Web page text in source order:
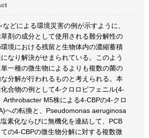
どによる環境災害の例が示すように、
剤の成分として使用される難分解性の
境における残留と生物体内の濃縮蓄積
なり解決がせまられている。このよう
一種の微生物によるよりも複数の菌の
分解が行われるものと考えられる。本
合物の例として4-クロロビフェニル(4-
Arthrobacter M5株による4-CBPの4-クロ
への転換と、Pseudomonas aeruginosa
素化ならびに無機化を連結して、PCB
の4-CBPの微生物分解に対する複数微